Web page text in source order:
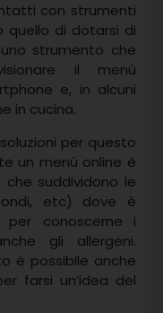
con strumenti
di dotarsi di
strumento che
il menù
e, in alcuni
in cucina.
per questo
un menù online è
suddividono le
etc) dove è
per conoscerne i
gli allergeni.
è possibile anche
farsi un’idea del